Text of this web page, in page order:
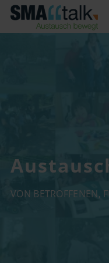
VON BETROFFENEN,